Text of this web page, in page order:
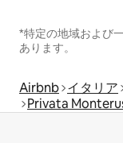
*特定の地域および
あります。
Airbnb イタリア
Privata